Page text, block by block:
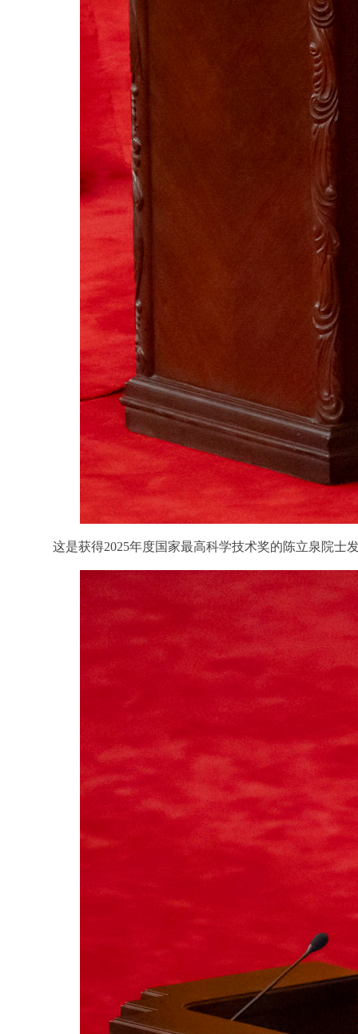
这是获得2025年度国家最高科学技术奖的陈立泉院士